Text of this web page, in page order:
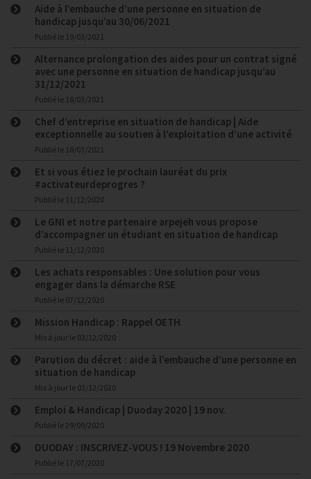
Aide à l’embauche d’une personne en situation de
handicap jusqu’au 30/06/2021
Publié le 19/03/2021
Alternance prolongation des aides pour un contrat signé
avec une personne en situation de handicap jusqu’au
31/12/2021
Publié le 18/03/2021
Chef d’entreprise en situation de handicap | Aide
exceptionnelle au soutien à l’exploitation d’une activité
Publié le 18/03/2021
Et si vous étiez le prochain lauréat du prix
#activateurdeprogres ?
Publié le 11/12/2020
Le GNI et notre partenaire arpejeh vous propose
d’accompagner un étudiant en situation de handicap
Publié le 11/12/2020
Les achats responsables : Une solution pour vous
engager dans la démarche RSE
Publié le 07/12/2020
Mission Handicap : Rappel OETH
Mis à jour le 03/12/2020
Parution du décret : aide à l’embauche d’une personne en
situation de handicap
Mis à jour le 03/12/2020
Emploi & Handicap | Duoday 2020 | 19 nov.
Publié le 29/09/2020
DUODAY : INSCRIVEZ-VOUS ! 19 Novembre 2020
Publié le 17/07/2020